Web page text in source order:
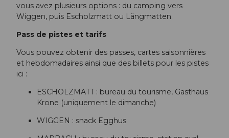
vous avez plusieurs options : du camping vers
Wiggen, puis Escholzmatt ou Längmatten.
Pass de pistes et tarifs
Vous pouvez obtenir des passes, cartes saisonnières
et hebdomadaires ainsi que des billets pour les pistes
ici :
ESCHOLZMATT : bureau du tourisme, Gasthaus
Krone (uniquement le dimanche)
WIGGEN : snack Egghus